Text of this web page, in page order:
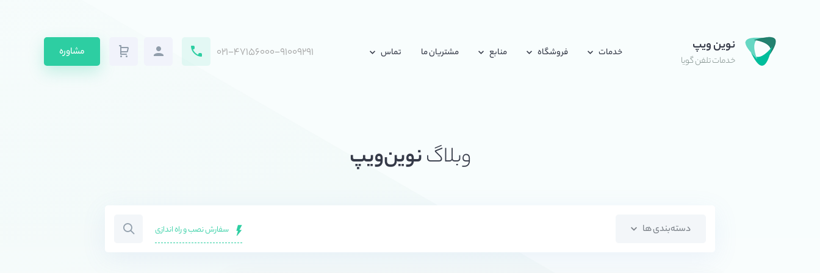
نوین ویپ
خدمات تلفن گویا
خدمات فروشگاه منابع مشتریان ما تماس مشاوره ۰۲۱-۴۷۱۵۶۰۰۰-۹۱۰۰۹۲۹۱
وبلاگنوین‌ویپ
دسته‌بندی ها سفارش نصب و راه اندازی